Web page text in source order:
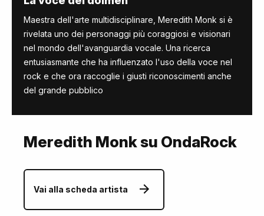
Maestra dell'arte multidisciplinare, Meredith Monk si è
rivelata uno dei personaggi più coraggiosi e visionari
nel mondo dell'avanguardia vocale. Una ricerca
entusiasmante che ha influenzato l'uso della voce nel
rock e che ora raccoglie i giusti riconoscimenti anche
del grande pubblico
Meredith Monk su OndaRock
Vai alla scheda artista